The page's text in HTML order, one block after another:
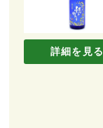
詳細を見る